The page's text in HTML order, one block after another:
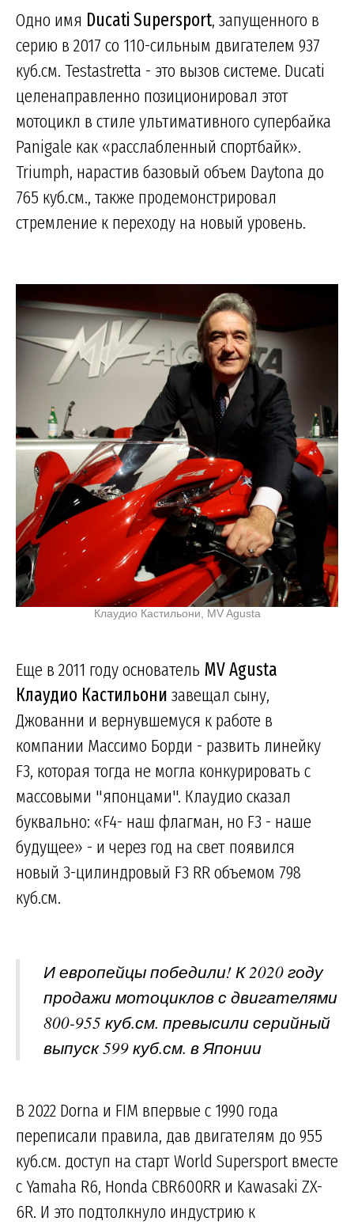
Одно имя Ducati Supersport, запущенного в
серию в 2017 со 110-сильным двигателем 937
куб.см. Testastretta - это вызов системе. Ducati
целенаправленно позиционировал этот
мотоцикл в стиле ультимативного супербайка
Panigale как «расслабленный спортбайк».
Triumph, нарастив базовый объем Daytona до
765 куб.см., также продемонстрировал
стремление к переходу на новый уровень.
Клаудио Кастильони, MV Agusta
Еще в 2011 году основатель MV Agusta
Клаудио Кастильони завещал сыну,
Джованни и вернувшемуся к работе в
компании Массимо Борди - развить линейку
F3, которая тогда не могла конкурировать с
массовыми "японцами". Клаудио сказал
буквально: «F4- наш флагман, но F3 - наше
будущее» - и через год на свет появился
новый 3-цилиндровый F3 RR объемом 798
куб.см.
И европейцы победили! К 2020 году
продажи мотоциклов с двигателями
800-955 куб.см. превысили серийный
выпуск 599 куб.см. в Японии
В 2022 Dorna и FIM впервые с 1990 года
переписали правила, дав двигателям до 955
куб.см. доступ на старт World Supersport вместе
с Yamaha R6, Honda CBR600RR и Kawasaki ZX-
6R. И это подтолкнуло индустрию к